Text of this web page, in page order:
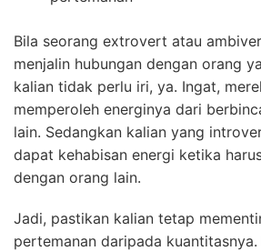
Bila seorang extrovert atau
menjalin hubungan dengan orang
kalian tidak perlu iri, ya. Ingat,
memperoleh energinya dari
lain. Sedangkan kalian yang
dapat kehabisan energi ketika
dengan orang lain.
Jadi, pastikan kalian tetap
pertemanan daripada